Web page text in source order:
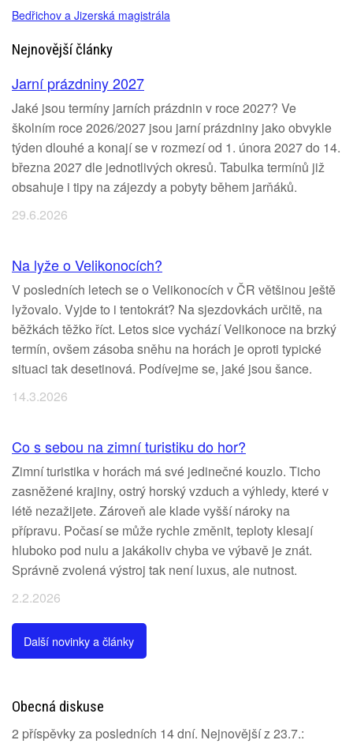
Bedřichov a Jizerská magistrála
Nejnovější články
Jarní prázdniny 2027
Jaké jsou termíny jarních prázdnin v roce 2027? Ve
školním roce 2026/2027 jsou jarní prázdniny jako obvykle
týden dlouhé a konají se v rozmezí od 1. února 2027 do 14.
března 2027 dle jednotlivých okresů. Tabulka termínů již
obsahuje i tipy na zájezdy a pobyty během jarňáků.
29.6.2026
Na lyže o Velikonocích?
V posledních letech se o Velikonocích v ČR většinou ještě
lyžovalo. Vyjde to i tentokrát? Na sjezdovkách určitě, na
běžkách těžko říct. Letos sice vychází Velikonoce na brzký
termín, ovšem zásoba sněhu na horách je oproti typické
situaci tak desetinová. Podívejme se, jaké jsou šance.
14.3.2026
Co s sebou na zimní turistiku do hor?
Zimní turistika v horách má své jedinečné kouzlo. Ticho
zasněžené krajiny, ostrý horský vzduch a výhledy, které v
létě nezažijete. Zároveň ale klade vyšší nároky na
přípravu. Počasí se může rychle změnit, teploty klesají
hluboko pod nulu a jakákoliv chyba ve výbavě je znát.
Správně zvolená výstroj tak není luxus, ale nutnost.
2.2.2026
Další novinky a články
Obecná diskuse
2 příspěvky za posledních 14 dní. Nejnovější z 23.7.: